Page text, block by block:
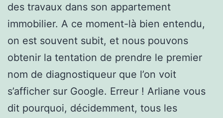
des travaux dans son appartement
immobilier. A ce moment-là bien entendu,
on est souvent subit, et nous pouvons
obtenir la tentation de prendre le premier
nom de diagnostiqueur que l’on voit
s’afficher sur Google. Erreur ! Arliane vous
dit pourquoi, décidemment, tous les